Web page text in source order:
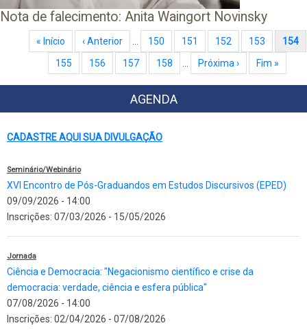
Nota de falecimento: Anita Waingort Novinsky
Paginação
Primeira página
« Início Página anterior
‹ Anterior … Page
150 Page
151 Page
152 Page
153 Página atual
154
Page
155 Page
156 Page
157 Page
158 … Próxima página
Próxima › Última página
Fim »
AGENDA
CADASTRE AQUI SUA DIVULGAÇÃO
Seminário/Webinário
XVI Encontro de Pós-Graduandos em Estudos Discursivos (EPED)
09/09/2026 - 14:00
Inscrições: 07/03/2026 - 15/05/2026
Jornada
Ciência e Democracia: "Negacionismo científico e crise da
democracia: verdade, ciência e esfera pública"
07/08/2026 - 14:00
Inscrições: 02/04/2026 - 07/08/2026